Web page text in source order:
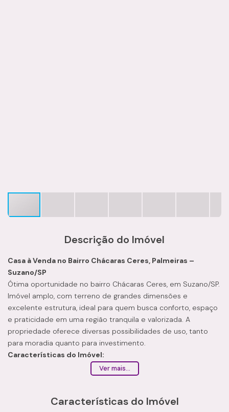
Descrição do Imóvel
Casa à Venda no Bairro Chácaras Ceres, Palmeiras –
Suzano/SP
Ótima oportunidade no bairro Chácaras Ceres, em Suzano/SP.
Imóvel amplo, com terreno de grandes dimensões e
excelente estrutura, ideal para quem busca conforto, espaço
e praticidade em uma região tranquila e valorizada. A
propriedade oferece diversas possibilidades de uso, tanto
para moradia quanto para investimento.
Características do Imóvel:
Área total do terreno: 1.072 m²
Sala de estar com piso em cerâmica
Cozinha ampla e funcional
Ver mais...
Características do Imóvel